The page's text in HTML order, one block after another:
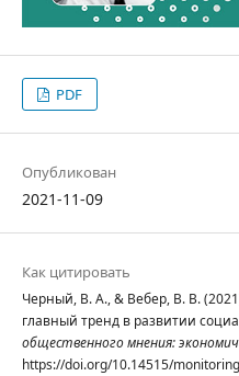
PDF
Опубликован
2021-11-09
Как цитировать
Черный, В. А., & Вебер, В. В.
главный тренд в развитии
общественного мнения:
https://doi.org/10.14515/